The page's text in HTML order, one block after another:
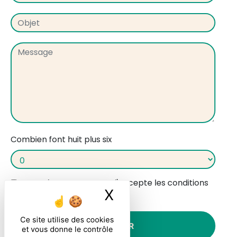
Ce site utilise des cookies
et vous donne le contrôle
X
Combien font huit plus six
En cochant cette case, j'accepte les conditions
particulières ci-dessous **
ENVOYER